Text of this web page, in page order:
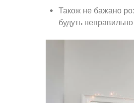
Також не бажано
будуть